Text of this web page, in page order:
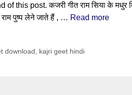
this post. कजरी गीत राम सिया के मधुर
राम पुष्प लेने जाते हैं , … Read more
download
kajri geet hindi